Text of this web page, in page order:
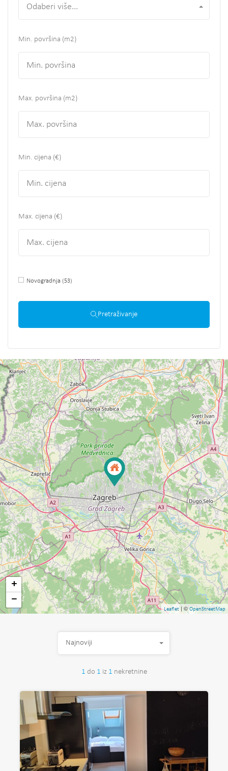
Odaberi više...
Min. površina (m2)
Max. površina (m2)
Min. cijena (€)
Max. cijena (€)
Novogradnja (53)
Pretraživanje
+
−
Leaflet | ©OpenStreetMap
1 do 1 iz 1 nekretnine
Najnoviji